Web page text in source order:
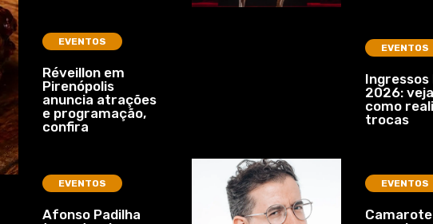
EVENTOS
Réveillon em
Pirenópolis
anuncia atrações
e programação,
confira
EVENTOS
Afonso Padilha
EVENTOS
Ingressos
2026:
como
trocas
EVENTOS